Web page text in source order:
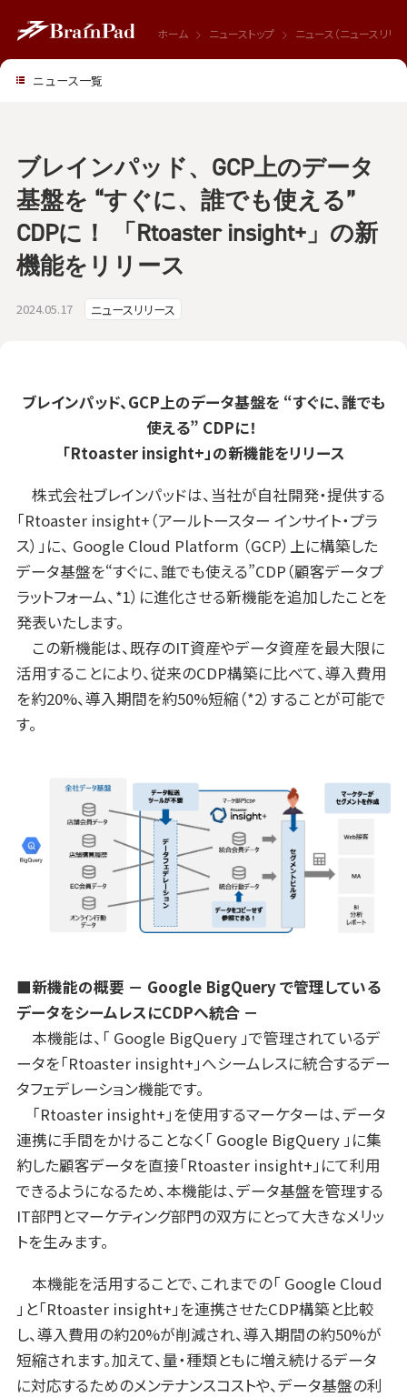
ホーム ニューストップ ニュース（ニュースリリー
2024.05.17 ニュースリリース
ブレインパッド、GCP上のデータ
基盤を “すぐに、誰でも使える”
CDPに！ 「Rtoaster insight+」の新
機能をリリース
ブレインパッド、GCP上のデータ基盤を “すぐに、誰でも
使える” CDPに！
「Rtoaster insight+」の新機能をリリース
株式会社ブレインパッドは、当社が自社開発・提供する
「Rtoaster insight+（アールトースター インサイト・プラ
ス）」に、 Google Cloud Platform （GCP）上に構築した
データ基盤を“すぐに、誰でも使える”CDP（顧客データプ
ラットフォーム、*1）に進化させる新機能を追加したことを
発表いたします。
この新機能は、既存のIT資産やデータ資産を最大限に
活用することにより、従来のCDP構築に比べて、導入費用
を約20%、導入期間を約50%短縮（*2）することが可能で
す。
■新機能の概要 － Google BigQuery で管理している
データをシームレスにCDPへ統合 －
本機能は、「 Google BigQuery 」で管理されているデ
ータを「Rtoaster insight+」へシームレスに統合するデー
タフェデレーション機能です。
「Rtoaster insight+」を使用するマーケターは、データ
連携に手間をかけることなく「 Google BigQuery 」に集
約した顧客データを直接「Rtoaster insight+」にて利用
できるようになるため、本機能は、データ基盤を管理する
IT部門とマーケティング部門の双方にとって大きなメリッ
トを生みます。
本機能を活用することで、これまでの「 Google Cloud
」と「Rtoaster insight+」を連携させたCDP構築と比較
し、導入費用の約20%が削減され、導入期間の約50%が
短縮されます。加えて、量・種類ともに増え続けるデータ
に対応するためのメンテナンスコストや、データ基盤の利
ニュース一覧